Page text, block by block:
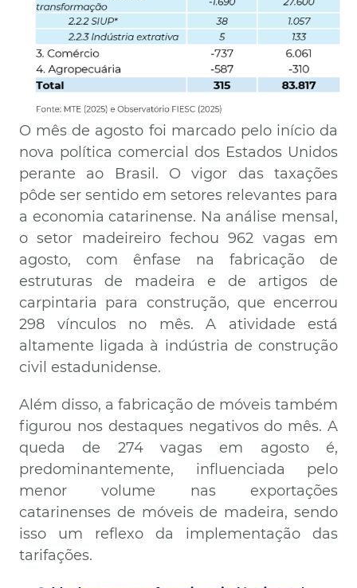
O mês de agosto foi marcado pelo início da
nova política comercial dos Estados Unidos
perante ao Brasil. O vigor das taxações
pôde ser sentido em setores relevantes para
a economia catarinense. Na análise mensal,
o setor madeireiro fechou 962 vagas em
agosto, com ênfase na fabricação de
estruturas de madeira e de artigos de
carpintaria para construção, que encerrou
298 vínculos no mês. A atividade está
altamente ligada à indústria de construção
civil estadunidense.
Além disso, a fabricação de móveis também
figurou nos destaques negativos do mês. A
queda de 274 vagas em agosto é,
predominantemente, influenciada pelo
menor volume nas exportações
catarinenses de móveis de madeira, sendo
isso um reflexo da implementação das
tarifações.